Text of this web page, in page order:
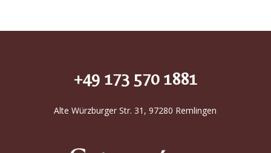
+49 173 570 1881
Alte Würzburger Str. 31, 97280 Remlingen